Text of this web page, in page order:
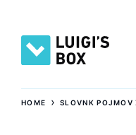
HOME ›SLOVNK